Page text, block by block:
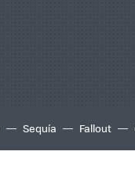
Sequía Fallout